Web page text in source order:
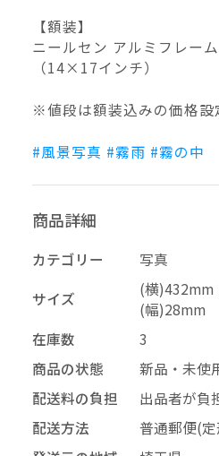
配送料の負担
削除する
再審査する
【額装】
ニールセン アルミフレー
（14×17インチ）
※値段は額装込みの価格設
#風景写真 #霧雨 #霧の中
商品詳細
カテゴリー
写真
サイズ
(横
(幅)28mm
在庫数
3
商品の状態
新品・未使
配送料の負担
出品者が負
配送方法
普通郵便(
承認する